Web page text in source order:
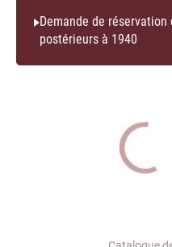
Demande de réservation
postérieurs à 1940